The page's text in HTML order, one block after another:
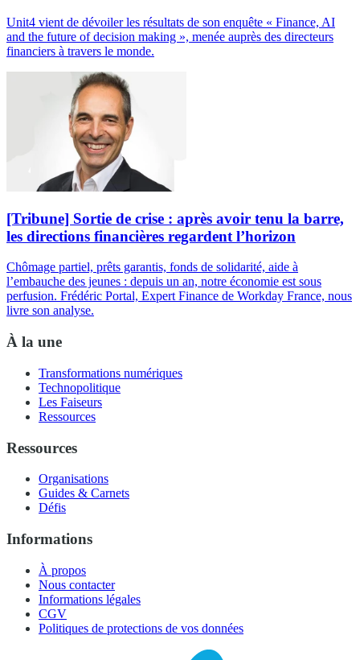
Unit4 vient de dévoiler les résultats de son enquête « Finance, AI
and the future of decision making », menée auprès des directeurs
financiers à travers le monde.
[Tribune] Sortie de crise : après avoir tenu la barre,
les directions financières regardent l’horizon
Chômage partiel, prêts garantis, fonds de solidarité, aide à
l’embauche des jeunes : depuis un an, notre économie est sous
perfusion. Frédéric Portal, Expert Finance de Workday France, nous
livre son analyse.
À la une
Transformations numériques
Technopolitique
Les Faiseurs
Ressources
Ressources
Organisations
Guides & Carnets
Défis
Informations
À propos
Nous contacter
Informations légales
CGV
Politiques de protections de vos données